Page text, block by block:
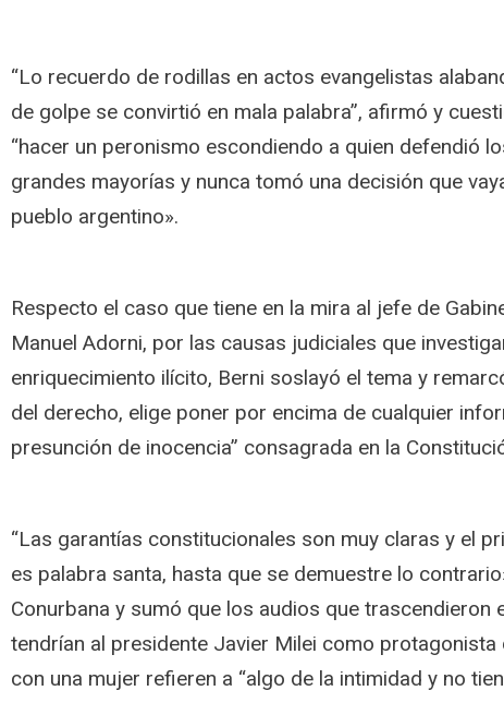
“Lo recuerdo de rodillas en actos evangelistas
de golpe se convirtió en mala palabra”, afirmó y
“hacer un peronismo escondiendo a quien defendió
grandes mayorías y nunca tomó una decisión que
pueblo argentino».
Respecto el caso que tiene en la mira al jefe de
Manuel Adorni, por las causas judiciales que
enriquecimiento ilícito, Berni soslayó el tema y
del derecho, elige poner por encima de cualquier
presunción de inocencia” consagrada en la
“Las garantías constitucionales son muy claras y el
es palabra santa, hasta que se demuestre lo
Conurbana y sumó que los audios que trascendieron
tendrían al presidente Javier Milei como protagonista
con una mujer refieren a “algo de la intimidad y no